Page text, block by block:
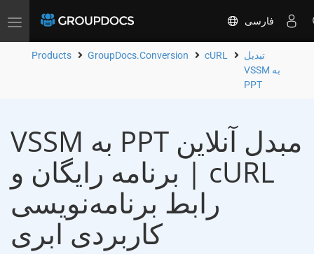
Toggle
فارسی
Products GroupDocs.Conversion cURL
تبدیل
VSSM به
PPT
VSSM به PPT مبدل آنلاین
| برنامه رایگان و cURL
رابط برنامه‌نویسی
کاربردی ابری